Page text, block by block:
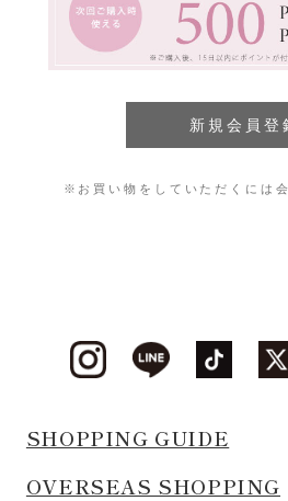
※お買い物をしていただくには
SHOPPING GUIDE
OVERSEAS SHOPPING